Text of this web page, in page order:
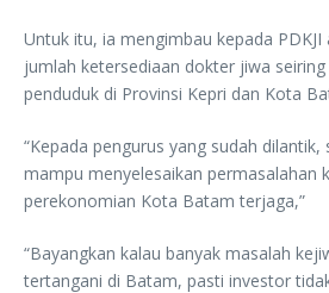
Untuk itu, ia mengimbau kepada
jumlah ketersediaan dokter jiwa
penduduk di Provinsi Kepri dan Kota
“Kepada pengurus yang sudah
mampu menyelesaikan permasalahan
perekonomian Kota Batam terjaga,”
“Bayangkan kalau banyak masalah
tertangani di Batam, pasti investor